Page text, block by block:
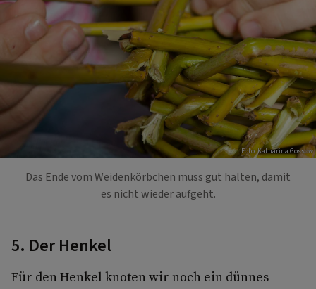
Foto: Katharina Gossow
Das Ende vom Weidenkörbchen muss gut halten, damit
es nicht wieder aufgeht.
5. Der Henkel
Für den Henkel knoten wir noch ein dünnes